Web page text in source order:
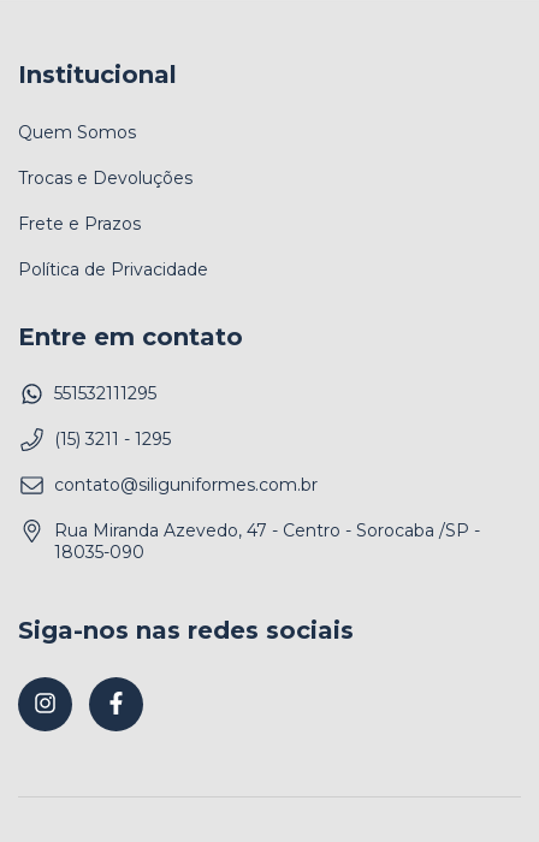
Institucional
Quem Somos
Trocas e Devoluções
Frete e Prazos
Política de Privacidade
Entre em contato
551532111295
(15) 3211 - 1295
contato@siliguniformes.com.br
Rua Miranda Azevedo, 47 - Centro - Sorocaba /SP -
18035-090
Siga-nos nas redes sociais